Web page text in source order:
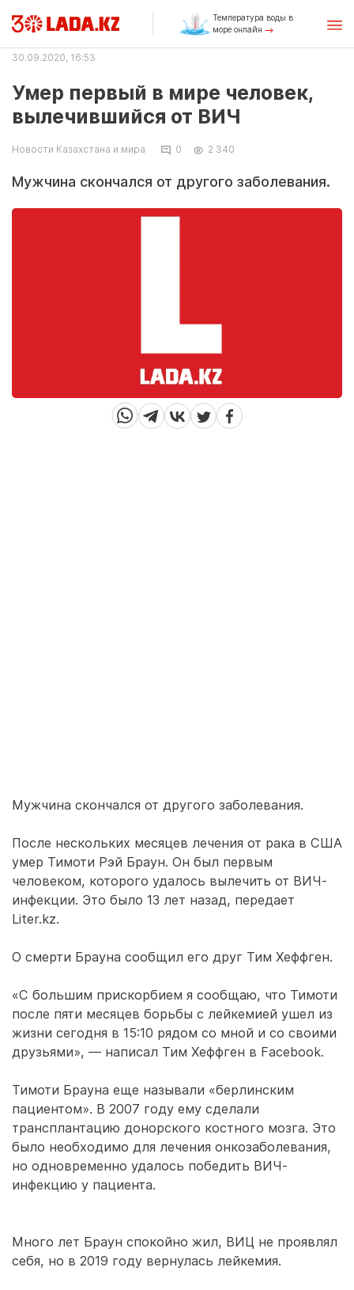
Температура воды в
море онлайн
30.09.2020, 16:53
Умер первый в мире человек,
вылечившийся от ВИЧ
Новости Казахстана и мира 0 2 340
Мужчина скончался от другого заболевания.
Мужчина скончался от другого заболевания.
После нескольких месяцев лечения от рака в США
умер Тимоти Рэй Браун. Он был первым
человеком, которого удалось вылечить от ВИЧ-
инфекции. Это было 13 лет назад, передает
Liter.kz.
О смерти Брауна сообщил его друг Тим Хеффген.
«С большим прискорбием я сообщаю, что Тимоти
после пяти месяцев борьбы с лейкемией ушел из
жизни сегодня в 15:10 рядом со мной и со своими
друзьями», — написал Тим Хеффген в Facebook.
Тимоти Брауна еще называли «берлинским
пациентом». В 2007 году ему сделали
трансплантацию донорского костного мозга. Это
было необходимо для лечения онкозаболевания,
но одновременно удалось победить ВИЧ-
инфекцию у пациента.
Много лет Браун спокойно жил, ВИЦ не проявлял
себя, но в 2019 году вернулась лейкемия.